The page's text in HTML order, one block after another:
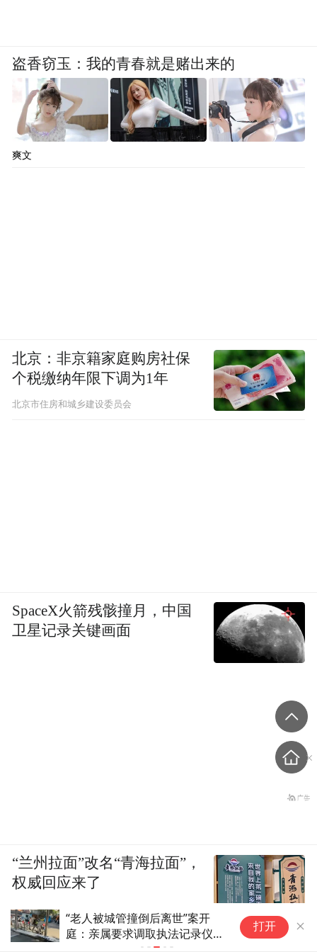
“老人被城管撞倒后离世”案开
庭：亲属要求调取执法记录仪被
打开
盗香窃玉：我的青春就是赌出来的
爽文
北京：非京籍家庭购房社保
个税缴纳年限下调为1年
北京市住房和城乡建设委员会
SpaceX火箭残骸撞月，中国
卫星记录关键画面
“兰州拉面”改名“青海拉面”，
权威回应来了